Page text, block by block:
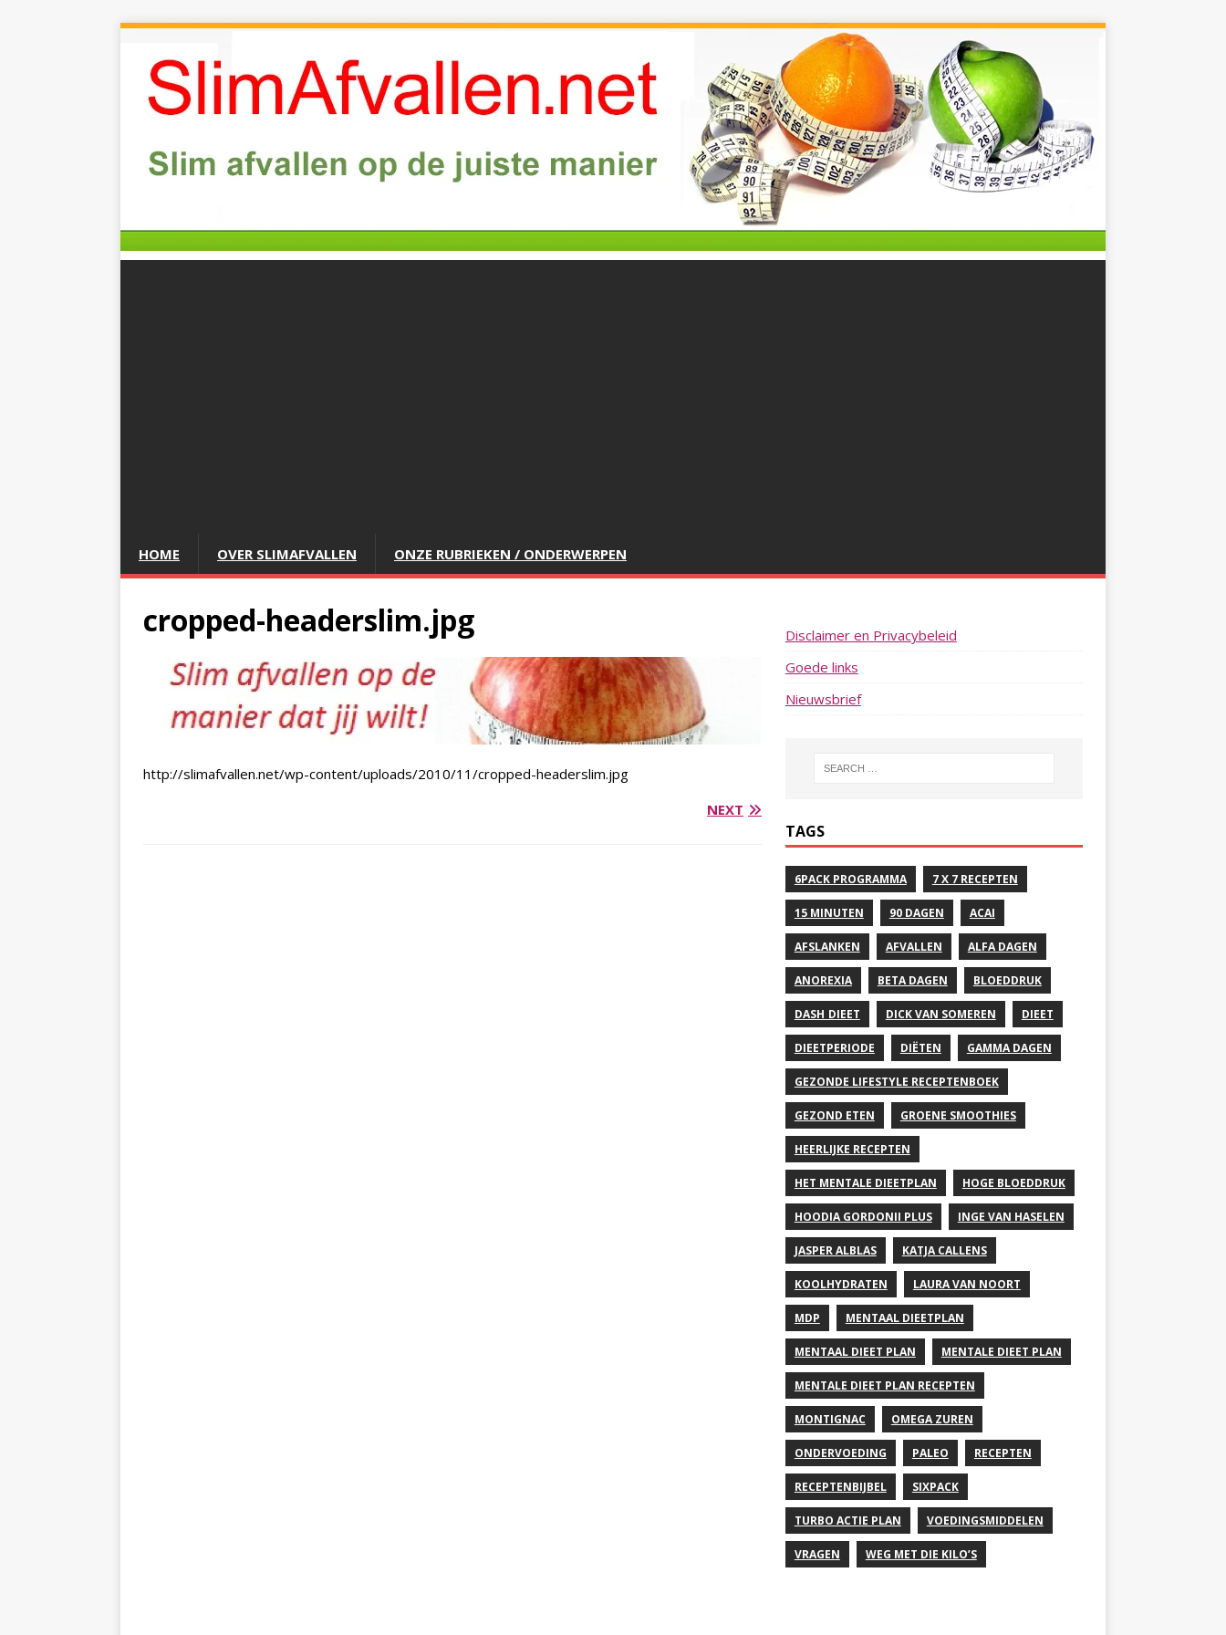
HOME OVER SLIMAFVALLEN ONZE RUBRIEKEN / ONDERWERPEN
cropped-headerslim.jpg
http://slimafvallen.net/wp-content/uploads/2010/11/cropped-headerslim.jpg
NEXT
Disclaimer en Privacybeleid
Goede links
Nieuwsbrief
TAGS
6PACK PROGRAMMA 7 X 7 RECEPTEN
15 MINUTEN 90 DAGEN ACAI
AFSLANKEN AFVALLEN ALFA DAGEN
ANOREXIA BETA DAGEN BLOEDDRUK
DASH DIEET DICK VAN SOMEREN DIEET
DIEETPERIODE DIËTEN GAMMA DAGEN
GEZONDE LIFESTYLE RECEPTENBOEK
GEZOND ETEN GROENE SMOOTHIES
HEERLIJKE RECEPTEN
HET MENTALE DIEETPLAN HOGE BLOEDDRUK
HOODIA GORDONII PLUS INGE VAN HASELEN
JASPER ALBLAS KATJA CALLENS
KOOLHYDRATEN LAURA VAN NOORT
MDP MENTAAL DIEETPLAN
MENTAAL DIEET PLAN MENTALE DIEET PLAN
MENTALE DIEET PLAN RECEPTEN
MONTIGNAC OMEGA ZUREN
ONDERVOEDING PALEO RECEPTEN
RECEPTENBIJBEL SIXPACK
TURBO ACTIE PLAN VOEDINGSMIDDELEN
VRAGEN WEG MET DIE KILO’S